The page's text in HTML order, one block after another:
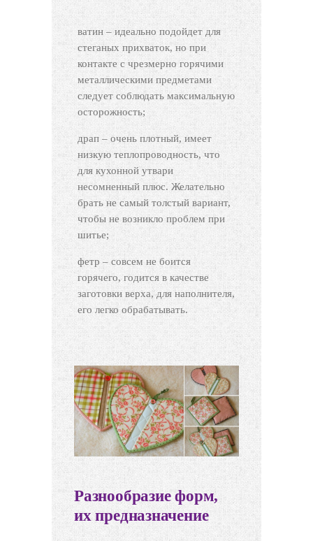
ватин – идеально подойдет для
стеганых прихваток, но при
контакте с чрезмерно горячими
металлическими предметами
следует соблюдать максимальную
осторожность;
драп – очень плотный, имеет
низкую теплопроводность, что
для кухонной утвари
несомненный плюс. Желательно
брать не самый толстый вариант,
чтобы не возникло проблем при
шитье;
фетр – совсем не боится
горячего, годится в качестве
заготовки верха, для наполнителя,
его легко обрабатывать.
Разнообразие форм,
их предназначение